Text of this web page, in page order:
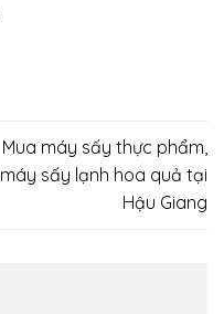
Mua máy sấy thực phẩm,
máy sấy lạnh hoa quả tại
Hậu Giang